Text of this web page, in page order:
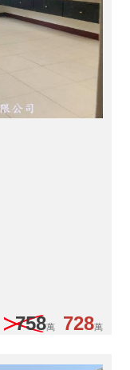
758萬 728萬